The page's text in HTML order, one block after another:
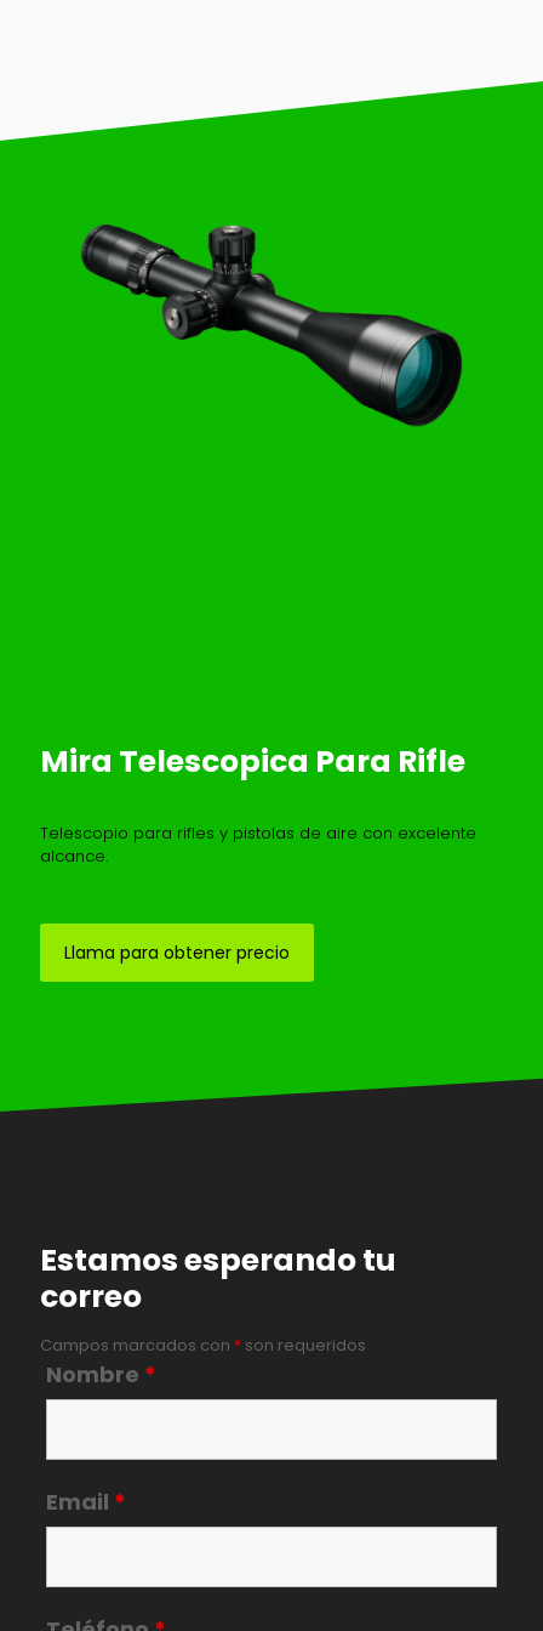
Mira Telescopica Para Rifle
Telescopio para rifles y pistolas de aire con excelente
alcance.
Llama para obtener precio
Estamos esperando tu
correo
Campos marcados con * son requeridos
Nombre *
Email *